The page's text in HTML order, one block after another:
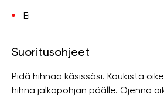
Ei
Suoritusohjeet
Pidä hihnaa käsissäsi. Koukista
hihna jalkapohjan päälle. Ojenna